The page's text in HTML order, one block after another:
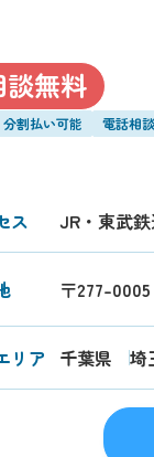
無料
分割払い可能 電話相
ス JR・東武
〒277-
リア 千葉県 埼